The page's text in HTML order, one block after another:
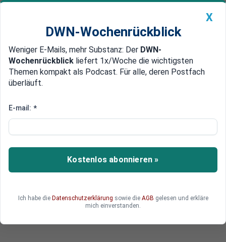
Newsticker MEIN DWN: Geldanlage Premium
Edelmetalle DWN-Magazin China
Generikageschäft gibt Schub
Arzneimittelhersteller Stada
steigert seinen Gewinn
Der Arzneimittelhersteller Stada profitiert vom
Millionen Euro zu. Analysten hatten mit 37,4
X
DWN-Wochenrückblick
Weniger E-Mails, mehr Substanz: Der DWN-
Wochenrückblick liefert 1x/Woche die wichtigsten
Themen kompakt als Podcast. Für alle, deren Postfach
überläuft.
E-mail: *
Kostenlos abonnieren »
Ich habe die Datenschutzerklärung sowie die AGB gelesen und erkläre
mich einverstanden.